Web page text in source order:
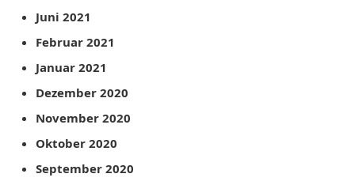
Juni 2021
Februar 2021
Januar 2021
Dezember 2020
November 2020
Oktober 2020
September 2020